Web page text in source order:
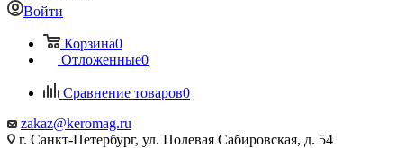
Войти
Корзина0
Отложенные0
Сравнение товаров0
zakaz@keromag.ru
г. Санкт-Петербург, ул. Полевая Сабировская, д. 54